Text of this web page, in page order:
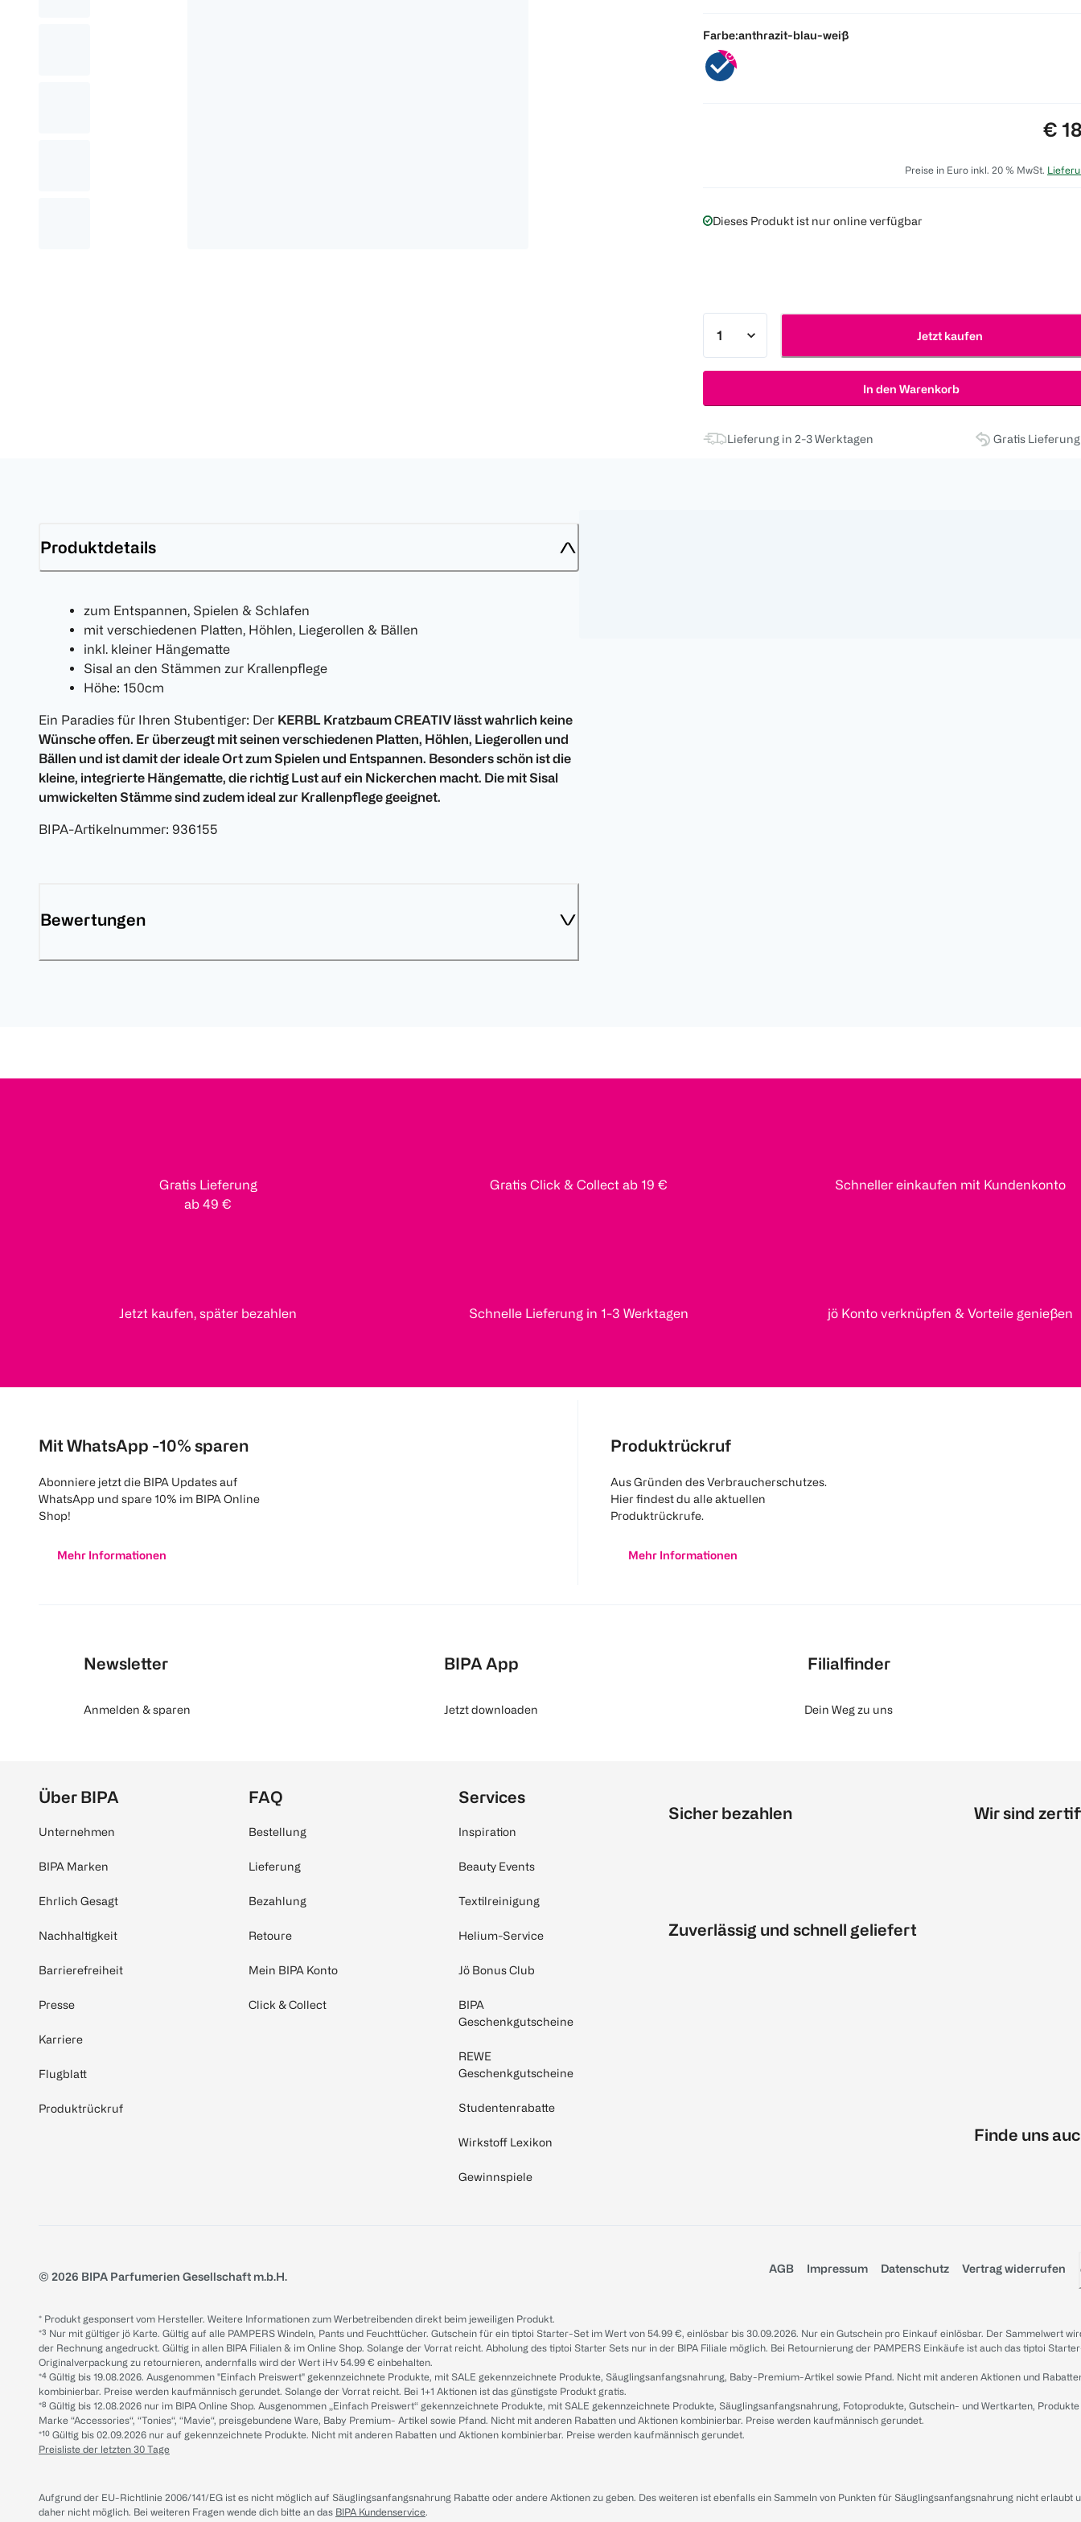
Farbe:anthrazit-blau-weiß
€
Preise in Euro inkl. 20 % MwSt.
Dieses Produkt ist nur online verfügbar
Jetzt kaufen
In den Warenkorb
Lieferung in 2-3 Werktagen Gratis
Produktdetails
zum Entspannen, Spielen & Schlafen
mit verschiedenen Platten, Höhlen, Liegerollen & Bällen
inkl. kleiner Hängematte
Sisal an den Stämmen zur Krallenpflege
Höhe: 150cm
Ein Paradies für Ihren Stubentiger: Der KERBL Kratzbaum CREATIV lässt wahrlich keine
Wünsche offen. Er überzeugt mit seinen verschiedenen Platten, Höhlen, Liegerollen und
Bällen und ist damit der ideale Ort zum Spielen und Entspannen. Besonders schön ist die
kleine, integrierte Hängematte, die richtig Lust auf ein Nickerchen macht. Die mit Sisal
umwickelten Stämme sind zudem ideal zur Krallenpflege geeignet.
BIPA-Artikelnummer: 936155
Bewertungen
Gratis Lieferung
ab 49 €
Gratis Click & Collect ab 19 € Schneller einkaufen mit Kundenkonto
Jetzt kaufen, später bezahlen Schnelle Lieferung in 1-3 Werktagen jö Konto verknüpfen & Vorteile genießen
Mit WhatsApp -10% sparen
Abonniere jetzt die BIPA Updates auf
WhatsApp und spare 10% im BIPA Online
Shop!
Mehr Informationen
Produktrückruf
Aus Gründen des Verbraucherschutzes.
Hier findest du alle aktuellen
Produktrückrufe.
Mehr Informationen
Newsletter
Anmelden & sparen
BIPA App
Jetzt downloaden
Filialfinder
Dein Weg zu uns
Über BIPA
Unternehmen
BIPA Marken
Ehrlich Gesagt
Nachhaltigkeit
Barrierefreiheit
Presse
Karriere
Flugblatt
Produktrückruf
FAQ
Bestellung
Lieferung
Bezahlung
Retoure
Mein BIPA Konto
Click & Collect
Services
Inspiration
Beauty Events
Textilreinigung
Helium-Service
Jö Bonus Club
BIPA
Geschenkgutscheine
REWE
Geschenkgutscheine
Studentenrabatte
Wirkstoff Lexikon
Gewinnspiele
Sicher bezahlen
Zuverlässig und schnell geliefert
Wir sind
Finde uns
© 2026 BIPA Parfumerien Gesellschaft m.b.H.
AGB Impressum Datenschutz Vertrag widerrufen
* Produkt gesponsert vom Hersteller. Weitere Informationen zum Werbetreibenden direkt beim jeweiligen Produkt.
*³ Nur mit gültiger jö Karte. Gültig auf alle PAMPERS Windeln, Pants und Feuchttücher. Gutschein für ein tiptoi Starter-Set im Wert von 54.99 €, einlösbar bis 30.09.2026. Nur ein Gutschein pro Einkauf einlösbar. Der Sammelwert
der Rechnung angedruckt. Gültig in allen BIPA Filialen & im Online Shop. Solange der Vorrat reicht. Abholung des tiptoi Starter Sets nur in der BIPA Filiale möglich. Bei Retournierung der PAMPERS Einkäufe ist auch das tiptoi
Originalverpackung zu retournieren, andernfalls wird der Wert iHv 54.99 € einbehalten.
*⁴ Gültig bis 19.08.2026. Ausgenommen "Einfach Preiswert" gekennzeichnete Produkte, mit SALE gekennzeichnete Produkte, Säuglingsanfangsnahrung, Baby-Premium-Artikel sowie Pfand. Nicht mit anderen Aktionen und
kombinierbar. Preise werden kaufmännisch gerundet. Solange der Vorrat reicht. Bei 1+1 Aktionen ist das günstigste Produkt gratis.
*⁸ Gültig bis 12.08.2026 nur im BIPA Online Shop. Ausgenommen „Einfach Preiswert“ gekennzeichnete Produkte, mit SALE gekennzeichnete Produkte, Säuglingsanfangsnahrung, Fotoprodukte, Gutschein- und Wertkarten,
Marke “Accessories“, “Tonies“, “Mavie“, preisgebundene Ware, Baby Premium- Artikel sowie Pfand. Nicht mit anderen Rabatten und Aktionen kombinierbar. Preise werden kaufmännisch gerundet.
*¹⁰ Gültig bis 02.09.2026 nur auf gekennzeichnete Produkte. Nicht mit anderen Rabatten und Aktionen kombinierbar. Preise werden kaufmännisch gerundet.
Preisliste der letzten 30 Tage
Aufgrund der EU-Richtlinie 2006/141/EG ist es nicht möglich auf Säuglingsanfangsnahrung Rabatte oder andere Aktionen zu geben. Des weiteren ist ebenfalls ein Sammeln von Punkten für Säuglingsanfangsnahrung nicht erlaubt
daher nicht möglich. Bei weiteren Fragen wende dich bitte an das BIPA Kundenservice.